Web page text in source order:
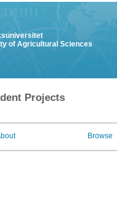
of Agricultural Sciences
Projects
Browse